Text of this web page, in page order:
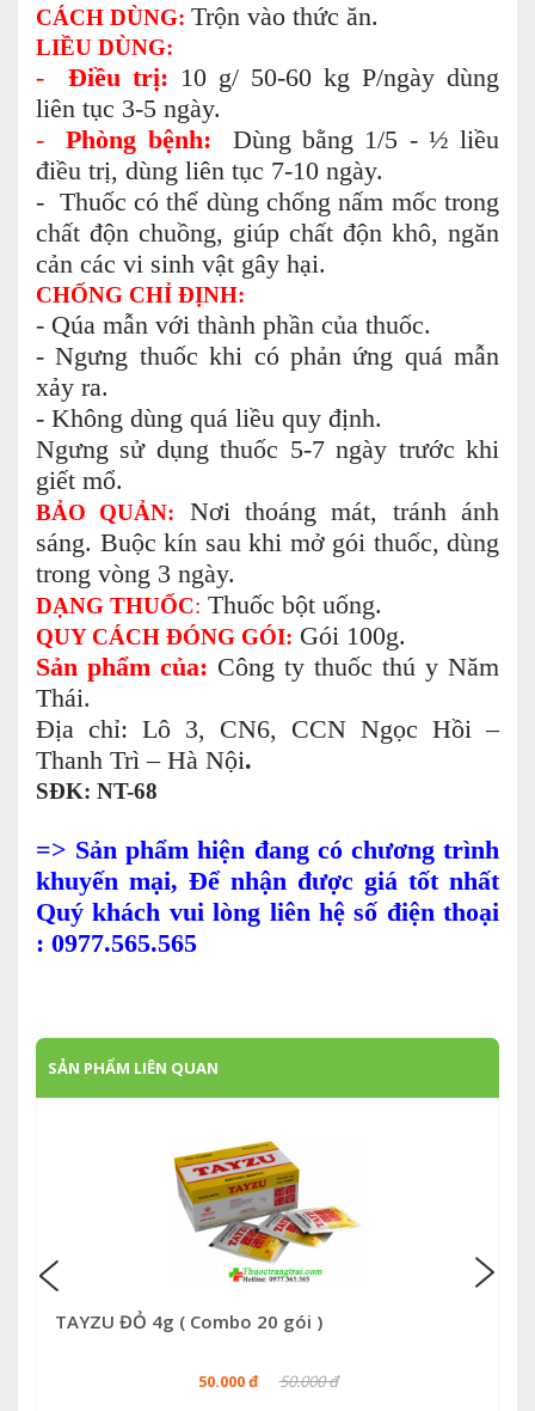
CÁCH DÙNG: Trộn vào thức ăn.
LIỀU DÙNG:
- Điều trị: 10 g/ 50-60 kg P/ngày dùng
liên tục 3-5 ngày.
-Phòng bệnh:
Dùng bằng 1/5 - ½ liều
điều trị, dùng liên tục 7-10 ngày.
- Thuốc có thể dùng chống nấm mốc trong
chất độn chuồng, giúp chất độn khô, ngăn
cản các vi sinh vật gây hại.
CHỐNG CHỈ ĐỊNH:
- Qúa mẫn với thành phần của thuốc.
- Ngưng thuốc khi có phản ứng quá mẫn
xảy ra.
- Không dùng quá liều quy định.
Ngưng sử dụng thuốc 5-7 ngày trước khi
giết mổ.
BẢO QUẢN:
Nơi thoáng mát, tránh ánh
sáng. Buộc kín sau khi mở gói thuốc, dùng
trong vòng 3 ngày.
DẠNG THUỐC: Thuốc bột uống.
QUY CÁCH ĐÓNG GÓI: Gói 100g.
Sản phẩm của: Công ty thuốc thú y Năm
Thái.
Địa chỉ: Lô 3, CN6, CCN Ngọc Hồi –
Thanh Trì – Hà Nội.
SĐK: NT-68
=> Sản phẩm hiện đang có chương trình
khuyến mại, Để nhận được giá tốt nhất
Quý khách vui lòng liên hệ số điện thoại
: 0977.565.565
SẢN PHẨM LIÊN QUAN
TAYZU ĐỎ 4g ( Combo 20 gói )
50.000 đ 50.000 đ